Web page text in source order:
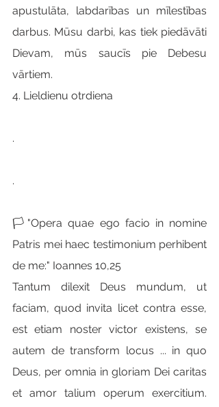
apustulāta, labdarības un mīlestības
darbus. Mūsu darbi, kas tiek piedāvāti
Dievam, mūs saucīs pie Debesu
vārtiem.
4. Lieldienu otrdiena
.
.
🏳"Opera quae ego facio in nomine
Patris mei haec testimonium perhibent
de me:" Ioannes 10,25
Tantum dilexit Deus mundum, ut
faciam, quod invita licet contra esse,
est etiam noster victor existens, se
autem de transform locus ... in quo
Deus, per omnia in gloriam Dei caritas
et amor talium operum exercitium.